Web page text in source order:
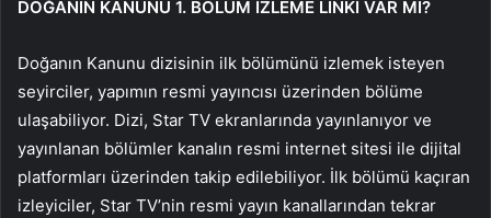
DOĞANIN KANUNU 1. BÖLÜM İZLEME LİNKİ VAR MI?
Doğanın Kanunu dizisinin ilk bölümünü izlemek isteyen
seyirciler, yapımın resmi yayıncısı üzerinden bölüme
ulaşabiliyor. Dizi, Star TV ekranlarında yayınlanıyor ve
yayınlanan bölümler kanalın resmi internet sitesi ile dijital
platformları üzerinden takip edilebiliyor. İlk bölümü kaçıran
izleyiciler, Star TV’nin resmi yayın kanallarından tekrar